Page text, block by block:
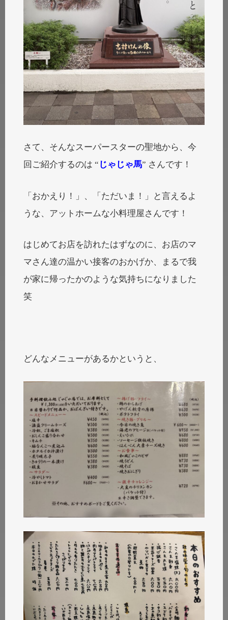
さて、そんなスーパースターの聖地から、今
回ご紹介するのは “ じゃじゃ馬” さんです！
「おかえり！」、「ただいま！」と言えるよ
うな、アットホームな小料理屋さんです！
はじめてお店を訪れたはずなのに、お店のマ
マさん達の温かい接客のおかげか、まるで我
が家に帰ったかのような気持ちになりました
笑
どんなメニューがあるかというと、